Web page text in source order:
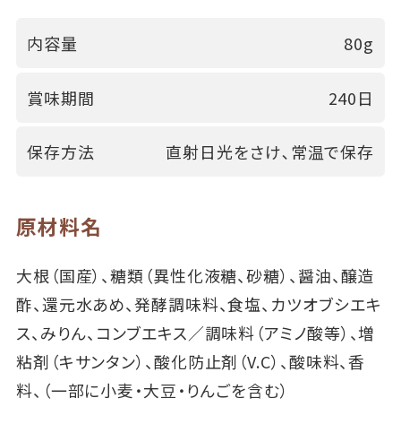
内容量 80g
賞味期間 240日
保存方法 直射日光をさけ､常温で保存
原材料名
大根（国産）、糖類（異性化液糖、砂糖）、醤油、醸造
酢、還元水あめ、発酵調味料、食塩、カツオブシエキ
ス、みりん、コンブエキス／調味料（アミノ酸等）、増
粘剤（キサンタン）、酸化防止剤（V.C）、酸味料、香
料、（一部に小麦・大豆・りんごを含む）